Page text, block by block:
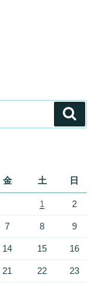
金 土 日
1 2
7 8 9
14 15 16
21 22 23